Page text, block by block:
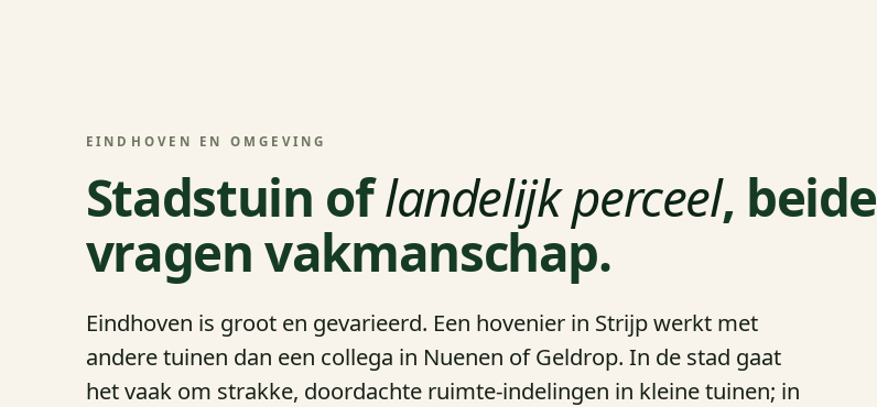
EINDHOVEN EN OMGEVING
Stadstuin oflandelijk perceel, beide
vragen vakmanschap.
Eindhoven is groot en gevarieerd. Een hovenier in Strijp werkt met
andere tuinen dan een collega in Nuenen of Geldrop. In de stad gaat
het vaak om strakke, doordachte ruimte-indelingen in kleine tuinen; in